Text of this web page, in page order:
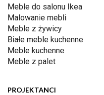
Meble do salonu Ikea
Malowanie mebli
Meble z żywicy
Białe meble kuchenne
Meble kuchenne
Meble z palet
PROJEKTANCI